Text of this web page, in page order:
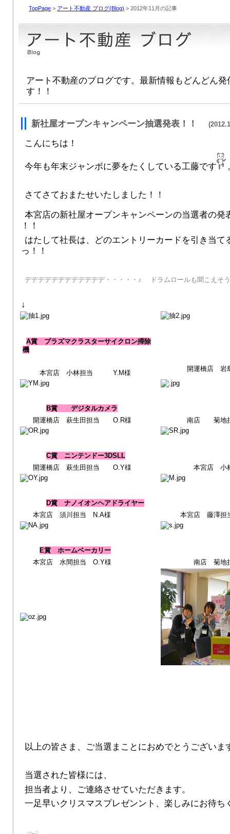
TopPage > アート不動産 ブログ(Blog) > 2012年11月の記事
アート不動産のブログです。最新情報もどんどん発
す！！
新社屋オープンキャンペーン抽選発表！！
こんにちは！
今年も年末ジャンボに夢をたくしている工藤です
さてさておまたせいたしました！！
本宮店の新社屋オープンキャンペーンの当選者の発
！！
はたして社長は、どのエントリーカードを引き当て
っ！！
デデデデデデデデデデデデ・・・・・♪ ドラムロールも聞こえそ
↓
A賞 プラズマクラスターサイクロン掃除
機
本宮店 小林担当 Y.M様
開運橋店 岩
B賞 デジタルカメラ
開運橋店 萩生田担当 O.R様
南店 菊地
C賞 ニンテンドー3DSLL
開運橋店 萩生田担当 O.Y様
本宮店 小林
D賞 ナノイオンヘアドライヤー
本宮店 須川担当 N.A様
本宮店 藤澤担
E賞 ホームベーカリー
本宮店 水間担当 O.Y様
南店 菊地担
以上の皆さま、ご当選まことにおめでとうございま
当選された皆様には、
担当者より、ご連絡させていただきます。
一足早いクリスマスプレゼンント、楽しみにお待ち